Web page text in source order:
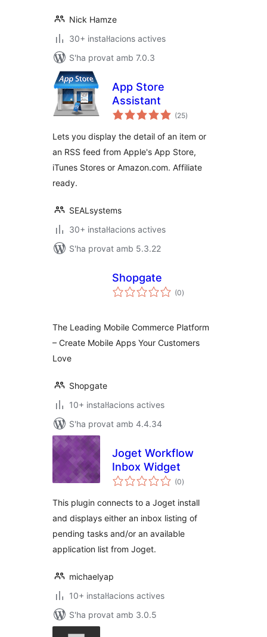
Nick Hamze
30+ instal·lacions actives
S'ha provat amb 7.0.3
App Store
Assistant
(25puntuacions
totals
)
Lets you display the detail of an item or
an RSS feed from Apple's App Store,
iTunes Stores or Amazon.com. Affiliate
ready.
SEALsystems
30+ instal·lacions actives
S'ha provat amb 5.3.22
Shopgate
(0puntuacions
totals
)
The Leading Mobile Commerce Platform
– Create Mobile Apps Your Customers
Love
Shopgate
10+ instal·lacions actives
S'ha provat amb 4.4.34
Joget Workflow
Inbox Widget
(0puntuacions
totals
)
This plugin connects to a Joget install
and displays either an inbox listing of
pending tasks and/or an available
application list from Joget.
michaelyap
10+ instal·lacions actives
S'ha provat amb 3.0.5